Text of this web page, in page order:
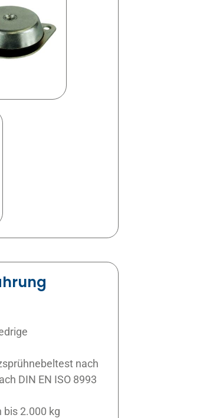
nach
DIN EN ISO 8993
bis 2.000 kg